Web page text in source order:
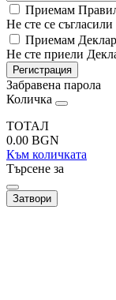
Приемам
Не сте се
Приемам
Не сте приели
Регистрация
Забравена парола
Количка
ТОТАЛ
0.00 BGN
Към количката
Търсене за
Затвори